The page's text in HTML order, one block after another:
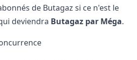
de Butagaz si ce n'est le
deviendra Butagaz par Méga.